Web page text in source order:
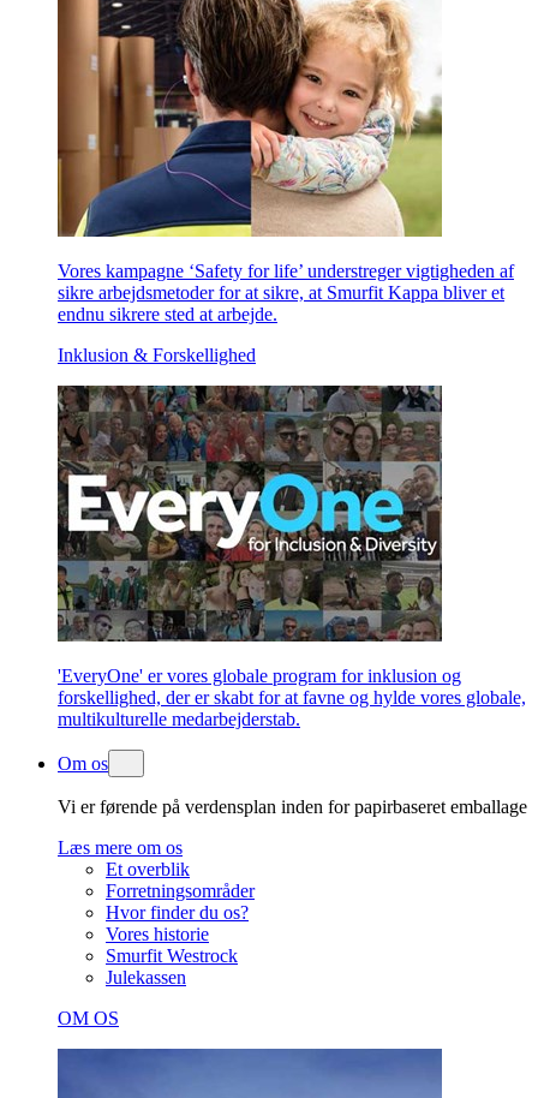
Vores kampagne ‘Safety for life’ understreger vigtigheden af
sikre arbejdsmetoder for at sikre, at Smurfit Kappa bliver et
endnu sikrere sted at arbejde.
Inklusion & Forskellighed
'EveryOne' er vores globale program for inklusion og
forskellighed, der er skabt for at favne og hylde vores globale,
multikulturelle medarbejderstab.
Om os
Vi er førende på verdensplan inden for papirbaseret emballage
Læs mere om os
Et overblik
Forretningsområder
Hvor finder du os?
Vores historie
Smurfit Westrock
Julekassen
OM OS